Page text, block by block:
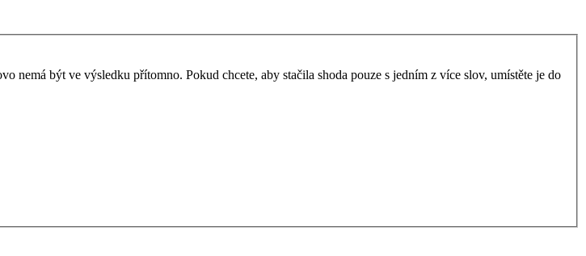
nemá být ve výsledku přítomno. Pokud chcete, aby stačila shoda pouze s jedním z více slov, umístěte je do